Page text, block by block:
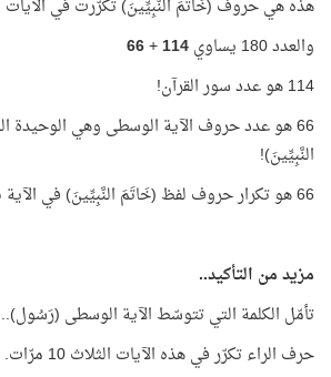
هذه هي حروف (خَاتَمَ النَّبِيِّينَ) تكرّرت في الآيات
والعدد 180 يساوي
114
+
66
114 هو عدد سور القرآن!
66 هو عدد حروف الآية الوسطى وهي الوحيدة
النَّبِيِّينَ)!
66 هو تكرار حروف لفظ (خَاتَمَ النَّبِيِّينَ) في الآية نفسها!
مزيد من التأكيد..
تأمّل الكلمة التي تتوسّط الآية الوسطى (رَسُول)..
حرف الراء تكرّر في هذه الآيات الثلاث 10 مرّات.